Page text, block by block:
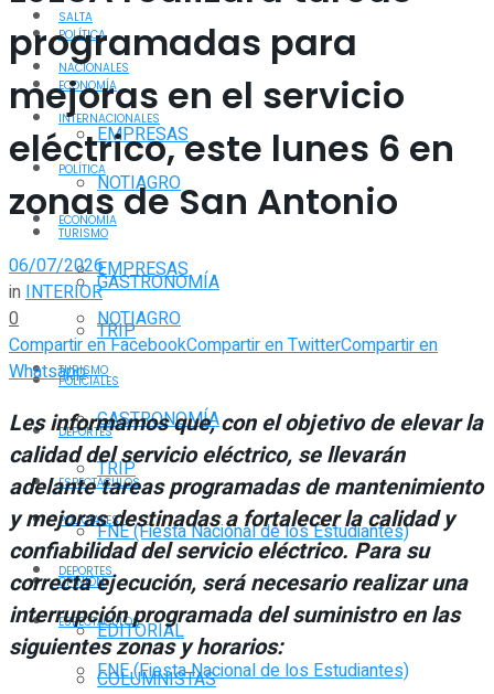
POLÍTICA
ECONOMÍA
EMPRESAS
NOTIAGRO
TURISMO
GASTRONOMÍA
TRIP
POLICIALES
DEPORTES
ESPECTÁCULOS
FNE (Fiesta Nacional de los Estudiantes)
OPINIÓN
EDITORIAL
COLUMNISTAS
SALTA
NACIONALES
INTERNACIONALES
POLÍTICA
ECONOMÍA
EMPRESAS
NOTIAGRO
TURISMO
GASTRONOMÍA
TRIP
POLICIALES
DEPORTES
ESPECTÁCULOS
FNE (Fiesta Nacional de los Estudiantes)
programadas para
mejoras en el servicio
eléctrico, este lunes 6 en
zonas de San Antonio
06/07/2026
inINTERIOR
0
Compartir en FacebookCompartir en TwitterCompartir en
Whatsapp
Les informamos que, con el objetivo de elevar la
calidad del servicio eléctrico, se llevarán
adelante tareas programadas de mantenimiento
y mejoras destinadas a fortalecer la calidad y
confiabilidad del servicio eléctrico. Para su
correcta ejecución, será necesario realizar una
interrupción programada del suministro en las
siguientes zonas y horarios: